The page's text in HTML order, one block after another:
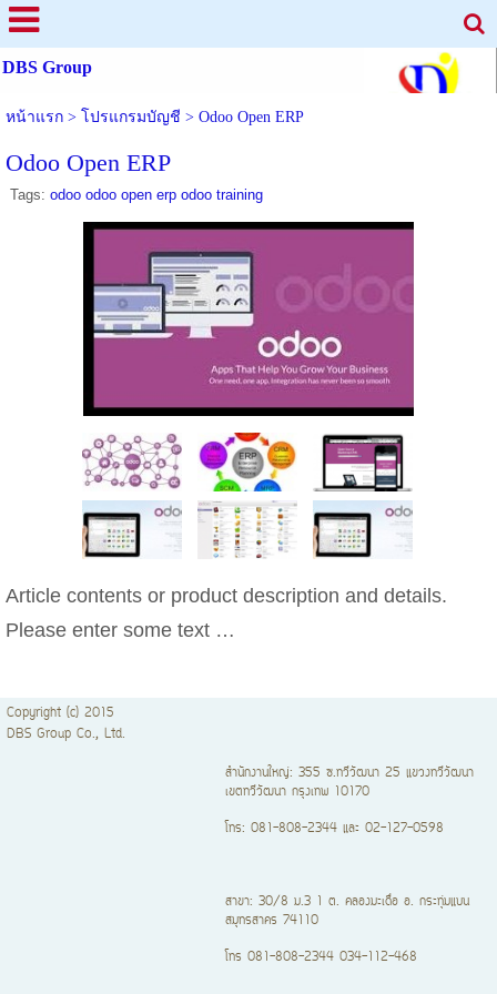
DBS Group
หน้าแรก> โปรแกรมบัญชี > Odoo Open ERP
Odoo Open ERP
Tags: odoo odoo open erp odoo training
Article contents or product description and details.
Please enter some text …
Copyright (c) 2015
DBS Group Co., Ltd.
สำนักงานใหญ่: 355 ซ.ทวีวัฒนา 25 แขวงทวีวัฒนา
เขตทวีวัฒนา กรุงเทพ 10170
โทร: 081-808-2344 และ 02-127-0598
สาขา: 30/8 ม.3 1 ต. คลองมะเดื่อ อ. กระทุ่มแบน
สมุทรสาคร 74110
โทร 081-808-2344 034-112-468